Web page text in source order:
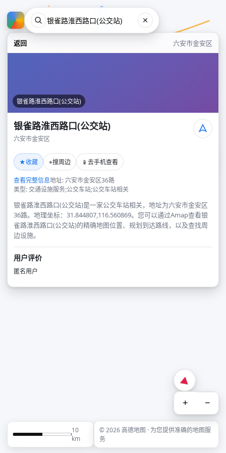
返回 六安市金安区
银雀路淮西路口(公交站)
银雀路淮西路口(公交站)
六安市金安区
★收藏 ⌖搜周边 📱 去手机查看
查看完整信息地址: 六安市金安区36路
类型: 交通设施服务;公交车站;公交车站相关
银雀路淮西路口(公交站)是一家公交车站相关，地址为六安市金安区
36路。地理坐标：31.844807,116.560869。您可以通过Amap查看银
雀路淮西路口(公交站)的精确地图位置、规划到达路线，以及查找周
边设施。
用户评价
匿名用户
+ −
10
km
© 2026 高德地图 · 为您提供准确的地图服
务